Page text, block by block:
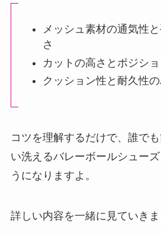
メッシュ素材の通気性
さ
カットの高さとポジシ
クッション性と耐久性
コツを理解するだけで、誰で
い洗えるバレーボールシュー
うになりますよ。
詳しい内容を一緒に見ていきま